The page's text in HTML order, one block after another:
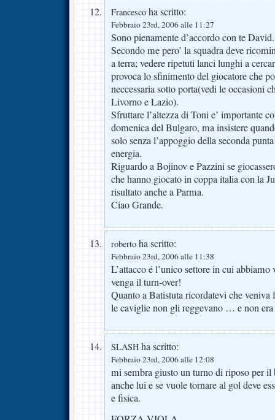
Francesco ha scritto:
Febbraio 23rd, 2006 alle 11:27
Sono pienamente d’accordo con te David.
Secondo me pero’ la squadra deve
a terra; vedere ripetuti lanci lunghi a
provoca lo sfinimento del giocatore che
neccessaria sotto porta(vedi le occasioni
Livorno e Lazio).
Sfruttare l’altezza di Toni e’ importante
domenica del Bulgaro, ma insistere
solo senza l’appoggio della seconda
energia.
Riguardo a Bojinov e Pazzini se
che hanno giocato in coppa italia con la
risultato anche a Parma.
Ciao Grande.
roberto ha scritto:
Febbraio 23rd, 2006 alle 11:38
L’attacco é l’unico settore in cui
venga il turn-over!
Quanto a Batistuta ricordatevi che veniva
le caviglie non gli reggevano … e non era
SLASH ha scritto:
Febbraio 23rd, 2006 alle 12:08
mi sembra giusto un turno di riposo per
anche lui e se vuole tornare al gol deve
e fisica.